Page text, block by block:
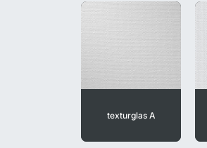
texturglas A